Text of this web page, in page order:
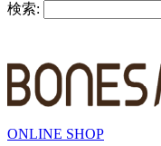
検索:
ONLINE SHOP